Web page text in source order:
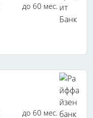
до 60 мес.
до 60 мес.